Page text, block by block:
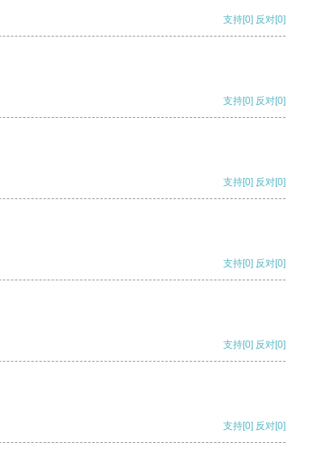
支持[0] 反对[0]
支持[0] 反对[0]
支持[0] 反对[0]
支持[0] 反对[0]
支持[0] 反对[0]
支持[0] 反对[0]